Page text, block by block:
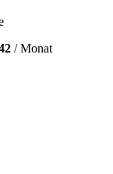
/ Monat